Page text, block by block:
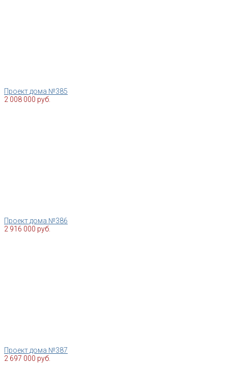
Проект дома №385
2 008 000 руб.
Проект дома №386
2 916 000 руб.
Проект дома №387
2 697 000 руб.